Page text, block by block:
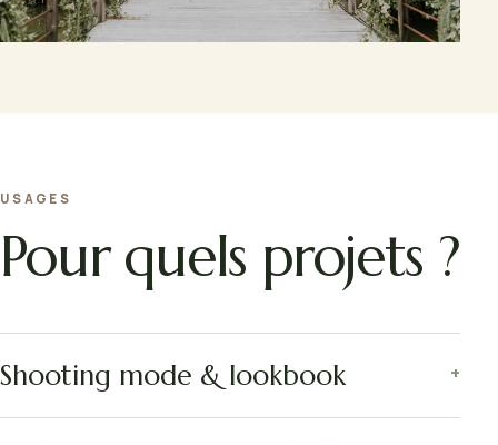
USAGES
Pour quels projets ?
Shooting mode & lookbook